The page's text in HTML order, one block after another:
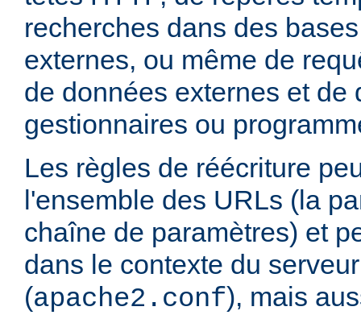
recherches dans des
externes, ou même de
de données externes et de
gestionnaires ou
Les règles de réécriture
l'ensemble des URLs (la
chaîne de paramètres) et
dans le contexte du
(apache2.conf), mais